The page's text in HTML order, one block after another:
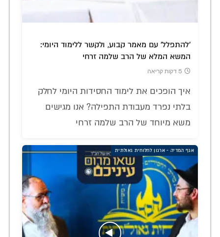
'להתפלל' עם מאמר קבוע, ולקשר ללימוד היומי:
המשא המלא של הרב שלמה זרחי
5 דקות קריאה
איך הופכים את לימוד החסידות היומי לחלק
בלתי נפרד מעבודת התפילה? אנו מגישים
משא מיוחד של הרב שלמה זרחי
אגף המדיה - ארגון לחלוחית גאולתית